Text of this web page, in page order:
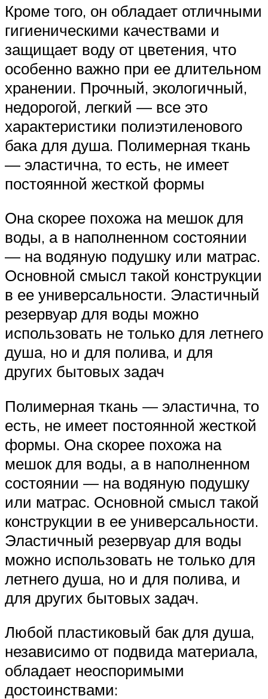
Кроме того, он обладает отличными
гигиеническими качествами и
защищает воду от цветения, что
особенно важно при ее длительном
хранении. Прочный, экологичный,
недорогой, легкий — все это
характеристики полиэтиленового
бака для душа. Полимерная ткань
— эластична, то есть, не имеет
постоянной жесткой формы
Она скорее похожа на мешок для
воды, а в наполненном состоянии
— на водяную подушку или матрас.
Основной смысл такой конструкции
в ее универсальности. Эластичный
резервуар для воды можно
использовать не только для летнего
душа, но и для полива, и для
других бытовых задач
Полимерная ткань — эластична, то
есть, не имеет постоянной жесткой
формы. Она скорее похожа на
мешок для воды, а в наполненном
состоянии — на водяную подушку
или матрас. Основной смысл такой
конструкции в ее универсальности.
Эластичный резервуар для воды
можно использовать не только для
летнего душа, но и для полива, и
для других бытовых задач.
Любой пластиковый бак для душа,
независимо от подвида материала,
обладает неоспоримыми
достоинствами: